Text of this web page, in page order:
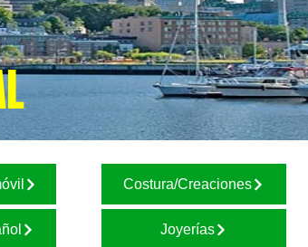
Costura/Creaciones
Joyerías